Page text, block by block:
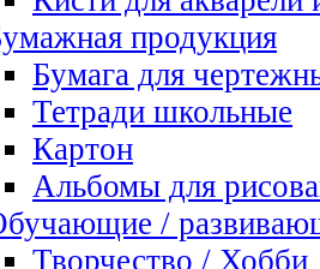
продукция
Бумага для
Тетради школьные
Картон
Альбомы для
/
Творчество / Хобби